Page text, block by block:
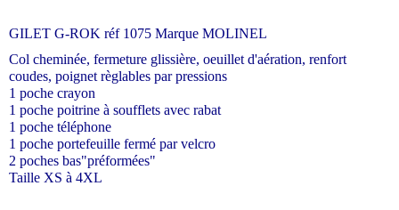
GILET G-ROK réf 1075 Marque MOLINEL
Col cheminée, fermeture glissière, oeuillet d'aération, renfort
coudes, poignet règlables par pressions
1 poche crayon
1 poche poitrine à soufflets avec rabat
1 poche téléphone
1 poche portefeuille fermé par velcro
2 poches bas"préformées"
Taille XS à 4XL